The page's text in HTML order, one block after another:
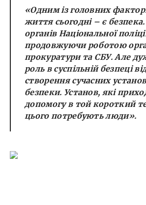
«Одним із головних
життя сьогодні – є
органів Національної
продовжуючи роботою
прокуратури та СБУ. Але
роль в суспільній безпеці
створення сучасних
безпеки. Установ, які
допомогу в той короткий
цього потребують люди».